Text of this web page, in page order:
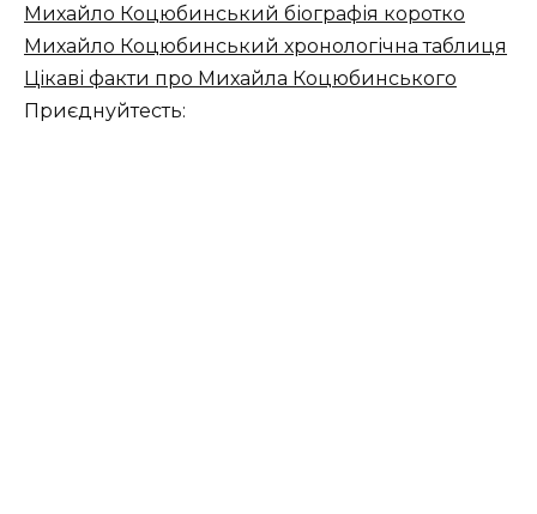
Михайло Коцюбинський біографія коротко
Михайло Коцюбинський хронологічна таблиця
Цікаві факти про Михайла Коцюбинського
Приєднуйтесть: